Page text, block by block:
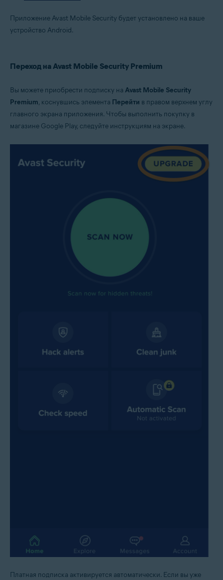
Приложение Avast Mobile Security будет установлено на ваше
устройство Android.
Переход на Avast Mobile Security Premium
Вы можете приобрести подписку на Avast Mobile Security
Premium, коснувшись элемента Перейти в правом верхнем углу
главного экрана приложения. Чтобы выполнить покупку в
магазине Google Play, следуйте инструкциям на экране.
Платная подписка активируется автоматически. Если вы уже